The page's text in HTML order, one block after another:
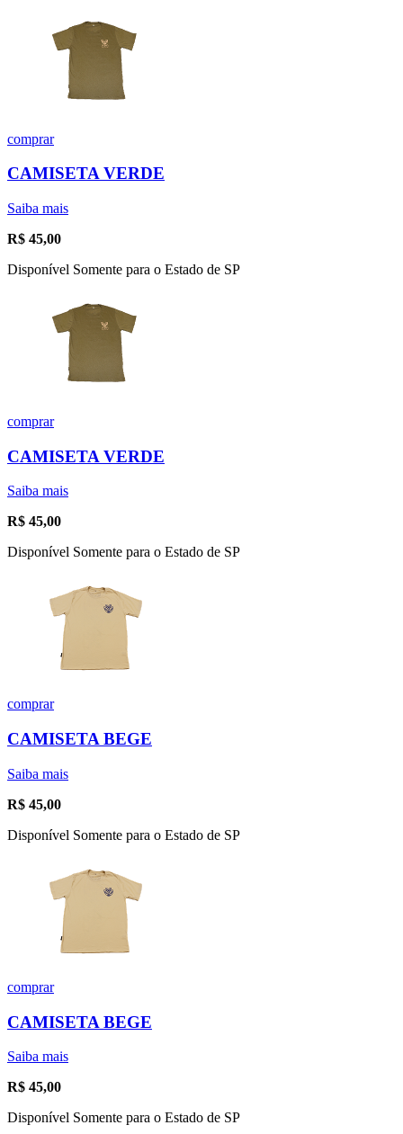
comprar
CAMISETA VERDE
Saiba mais
R$ 45,00
Disponível Somente para o Estado de SP
comprar
CAMISETA VERDE
Saiba mais
R$ 45,00
Disponível Somente para o Estado de SP
comprar
CAMISETA BEGE
Saiba mais
R$ 45,00
Disponível Somente para o Estado de SP
comprar
CAMISETA BEGE
Saiba mais
R$ 45,00
Disponível Somente para o Estado de SP